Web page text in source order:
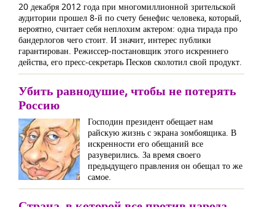
20 декабря 2012 года при многомиллионной зрительской
аудитории прошел 8-й по счету бенефис человека, который,
вероятно, считает себя неплохим актером: одна тирада про
бандерлогов чего стоит. И значит, интерес публики
гарантирован. Режиссер-постановщик этого искреннего
действа, его пресс-секретарь Песков сколотил свой продукт.
Убить равнодушие, чтобы не потерять
Россию
Господин президент обещает нам
райскую жизнь с экрана зомбоящика. В
искренности его обещаний все
разуверились. За время своего
предыдущего правления он обещал то же
самое.